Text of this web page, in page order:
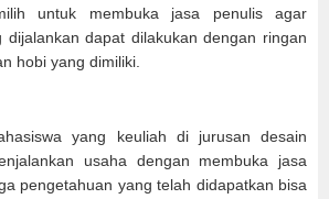
untuk membuka jasa penulis agar
dijalankan dapat dilakukan dengan ringan
hobi yang dimiliki.
yang keuliah di jurusan desain
usaha dengan membuka jasa
pengetahuan yang telah didapatkan bisa